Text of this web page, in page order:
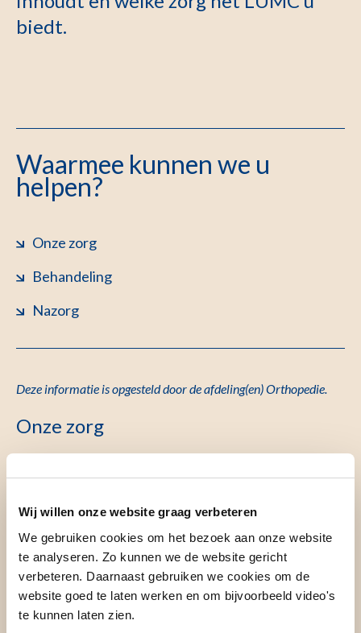
Wij willen onze website graag verbeteren
We gebruiken cookies om het bezoek aan onze website
te analyseren. Zo kunnen we de website gericht
verbeteren. Daarnaast gebruiken we cookies om de
website goed te laten werken en om bijvoorbeeld video's
te kunnen laten zien.
biedt.
Waarmee kunnen we u
helpen?
Onze zorg
Behandeling
Nazorg
Deze informatie is opgesteld door de afdeling(en) Orthopedie.
Onze zorg
bijvoorbeeld een val van grote hoogte, een verkeersongeval
of een klap direct op de wervelkolom. Osteoporose kan ook
een oorzaak zijn voor een wervelbreuk.